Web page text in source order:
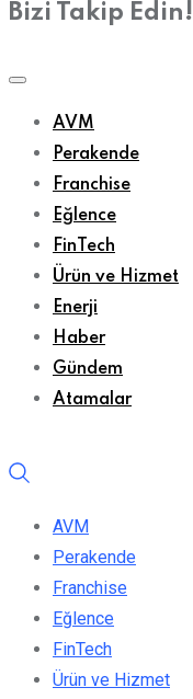
Bizi Takip Edin!
AVM
Perakende
Franchise
Eğlence
FinTech
Ürün ve Hizmet
Enerji
Haber
Gündem
Atamalar
AVM
Perakende
Franchise
Eğlence
FinTech
Ürün ve Hizmet